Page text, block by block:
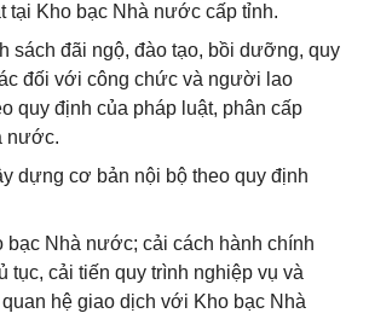
tại Kho bạc Nhà nước cấp tỉnh.
sách đãi ngộ, đào tạo, bồi dưỡng, quy
đối với công chức và người lao
quy định của pháp luật, phân cấp
nước.
dựng cơ bản nội bộ theo quy định
Nhà nước; cải cách hành chính
tục, cải tiến quy trình nghiệp vụ và
hệ giao dịch với Kho bạc Nhà